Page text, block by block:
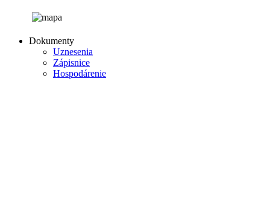
Dokumenty
Uznesenia
Zápisnice
Hospodárenie